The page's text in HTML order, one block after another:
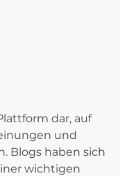
und
Blogs haben sich
wichtigen